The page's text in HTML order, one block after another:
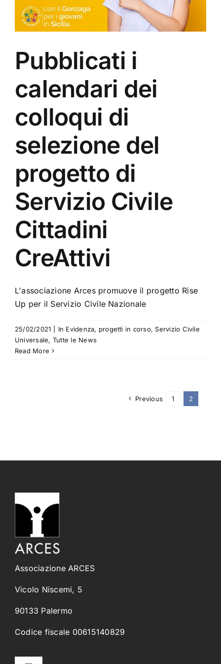
Pubblicati i
calendari dei
colloqui di
selezione del
progetto di
Servizio Civile
Cittadini
CreAttivi
L'associazione Arces promuove il progetto Rise
Up per il Servizio Civile Nazionale
25/02/2021 In Evidenza, progetti in corso,Servizio Civile
Universale, Tutte le News
Read More
Previous 1 2
Associazione ARCES
Vicolo Niscemi, 5
90133 Palermo
Codice fiscale 00615140829